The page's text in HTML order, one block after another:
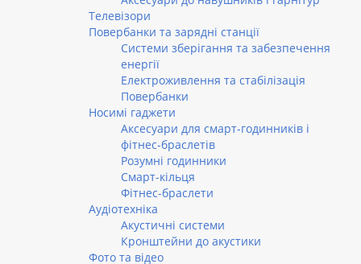
Телевізори
Повербанки та зарядні станції
Системи зберігання та забезпечення
енергії
Електроживлення та стабілізація
Повербанки
Носимі гаджети
Аксесуари для смарт-годинників і
фітнес-браслетів
Розумні годинники
Смарт-кільця
Фітнес-браслети
Аудіотехніка
Акустичні системи
Кронштейни до акустики
Фото та відео